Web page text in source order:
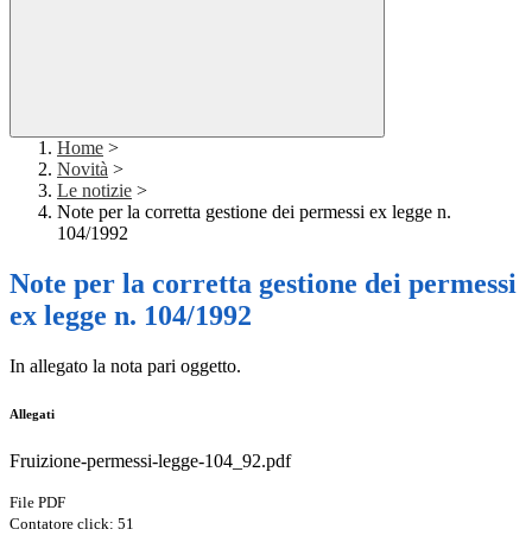
Home >
Novità >
Le notizie >
Note per la corretta gestione dei permessi ex legge n.
104/1992
Note per la corretta gestione dei permessi
ex legge n. 104/1992
In allegato la nota pari oggetto.
Allegati
Fruizione-permessi-legge-104_92.pdf
File PDF
Contatore click: 51